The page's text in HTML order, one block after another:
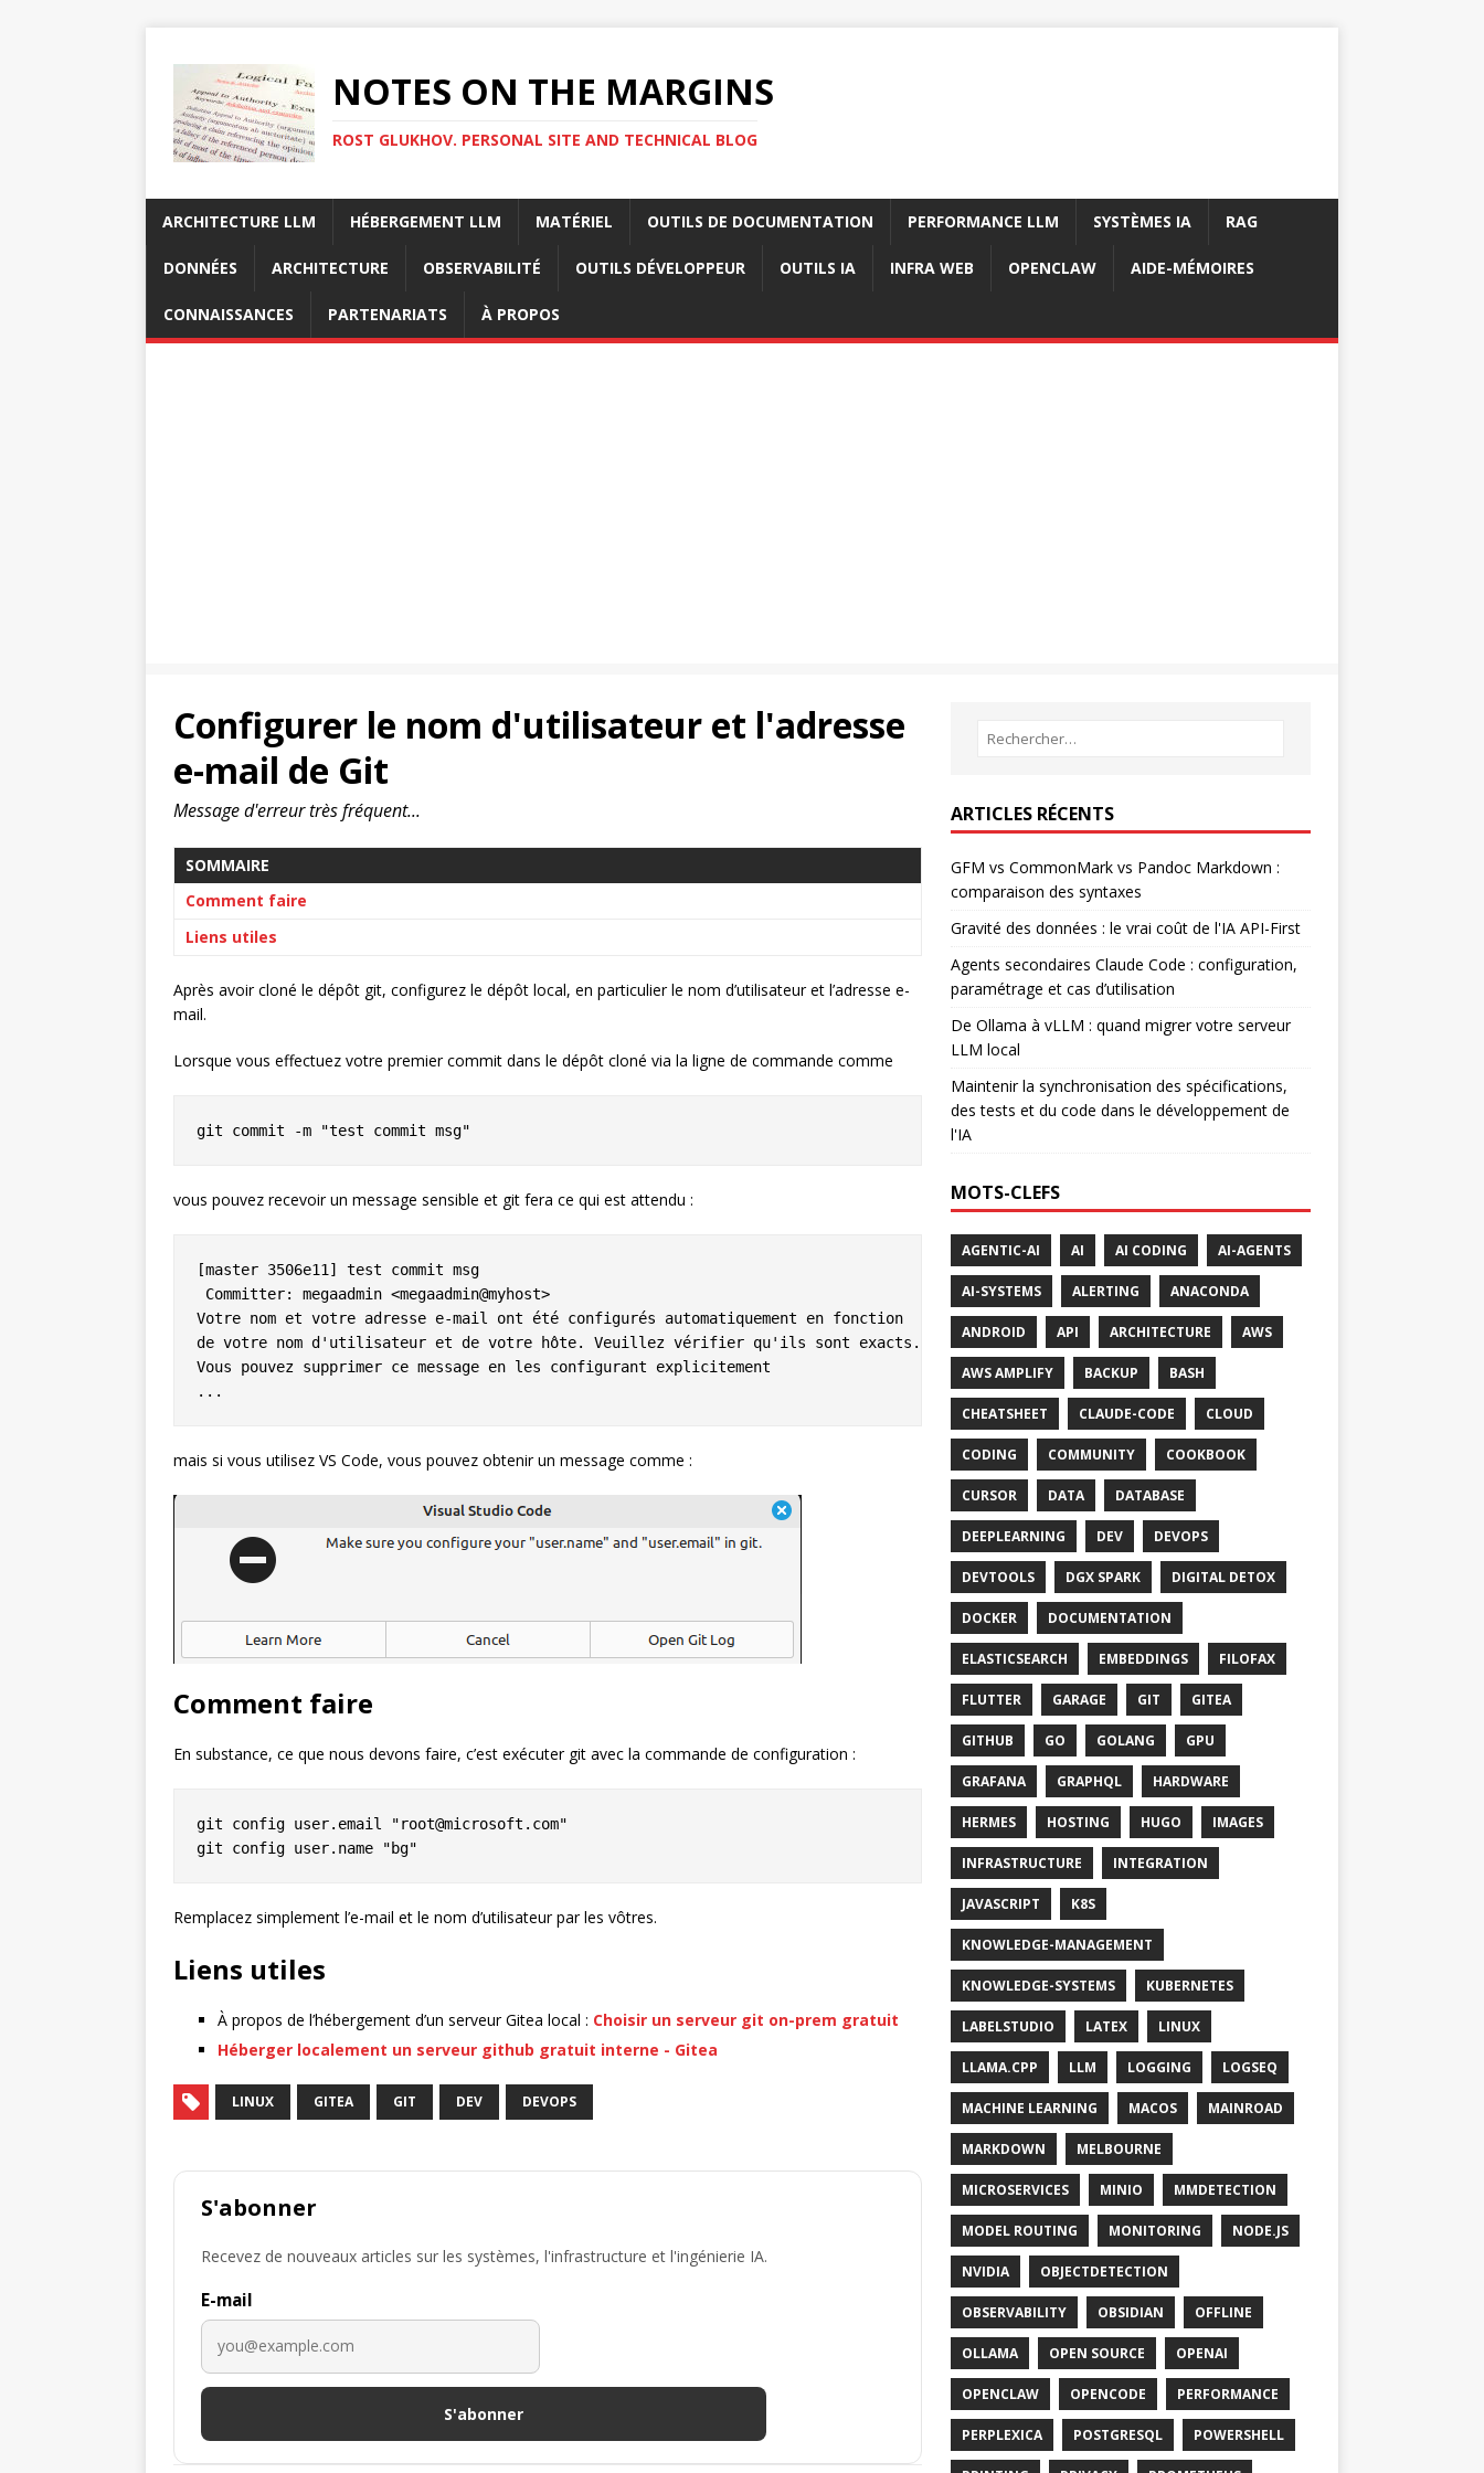
NOTES ON THE MARGINS
ROST GLUKHOV. PERSONAL SITE AND TECHNICAL BLOG
ARCHITECTURE LLM HÉBERGEMENT LLM MATÉRIEL OUTILS DE DOCUMENTATION PERFORMANCE LLM SYSTÈMES IA RAG
DONNÉES ARCHITECTURE OBSERVABILITÉ OUTILS DÉVELOPPEUR OUTILS IA INFRA WEB OPENCLAW AIDE-MÉMOIRES
CONNAISSANCES PARTENARIATS À PROPOS
Configurer le nom d'utilisateur et l'adresse
e-mail de Git
Message d'erreur très fréquent...
SOMMAIRE
Comment faire
Liens utiles
Après avoir cloné le dépôt git, configurez le dépôt local, en particulier le nom d’utilisateur et l’adresse e-
mail.
Lorsque vous effectuez votre premier commit dans le dépôt cloné via la ligne de commande comme
vous pouvez recevoir un message sensible et git fera ce qui est attendu :
[master 3506e11] test commit msg
Committer: megaadmin <megaadmin@myhost>
Votre nom et votre adresse e-mail ont été configurés automatiquement en fonction
de votre nom d'utilisateur et de votre hôte. Veuillez vérifier qu'ils sont exacts.
Vous pouvez supprimer ce message en les configurant explicitement
mais si vous utilisez VS Code, vous pouvez obtenir un message comme :
Comment faire
En substance, ce que nous devons faire, c’est exécuter git avec la commande de configuration :
git config user.email "root@microsoft.com"
Remplacez simplement l’e-mail et le nom d’utilisateur par les vôtres.
Liens utiles
À propos de l’hébergement d’un serveur Gitea local : Choisir un serveur git on-prem gratuit
Héberger localement un serveur github gratuit interne - Gitea
LINUX GITEA GIT DEV DEVOPS
S'abonner
Recevez de nouveaux articles sur les systèmes, l'infrastructure et l'ingénierie IA.
E-mail
S'abonner
ARTICLES RÉCENTS
GFM vs CommonMark vs Pandoc Markdown :
comparaison des syntaxes
Gravité des données : le vrai coût de l'IA API-First
Agents secondaires Claude Code : configuration,
paramétrage et cas d’utilisation
De Ollama à vLLM : quand migrer votre serveur
LLM local
Maintenir la synchronisation des spécifications,
des tests et du code dans le développement de
l'IA
MOTS-CLEFS
AGENTIC-AI AI AI CODING AI-AGENTS
AI-SYSTEMS ALERTING ANACONDA
ANDROID API ARCHITECTURE AWS
AWS AMPLIFY BACKUP BASH
CHEATSHEET CLAUDE-CODE CLOUD
CODING COMMUNITY COOKBOOK
CURSOR DATA DATABASE
DEEPLEARNING DEV DEVOPS
DEVTOOLS DGX SPARK DIGITAL DETOX
DOCKER DOCUMENTATION
ELASTICSEARCH EMBEDDINGS FILOFAX
FLUTTER GARAGE GIT GITEA
GITHUB GO GOLANG GPU
GRAFANA GRAPHQL HARDWARE
HERMES HOSTING HUGO IMAGES
INFRASTRUCTURE INTEGRATION
JAVASCRIPT K8S
KNOWLEDGE-MANAGEMENT
KNOWLEDGE-SYSTEMS KUBERNETES
LABELSTUDIO LATEX LINUX
LLAMA.CPP LLM LOGGING LOGSEQ
MACHINE LEARNING MACOS MAINROAD
MARKDOWN MELBOURNE
MICROSERVICES MINIO MMDETECTION
MODEL ROUTING MONITORING NODE.JS
NVIDIA OBJECTDETECTION
OBSERVABILITY OBSIDIAN OFFLINE
OLLAMA OPEN SOURCE OPENAI
OPENCLAW OPENCODE PERFORMANCE
PERPLEXICA POSTGRESQL POWERSHELL